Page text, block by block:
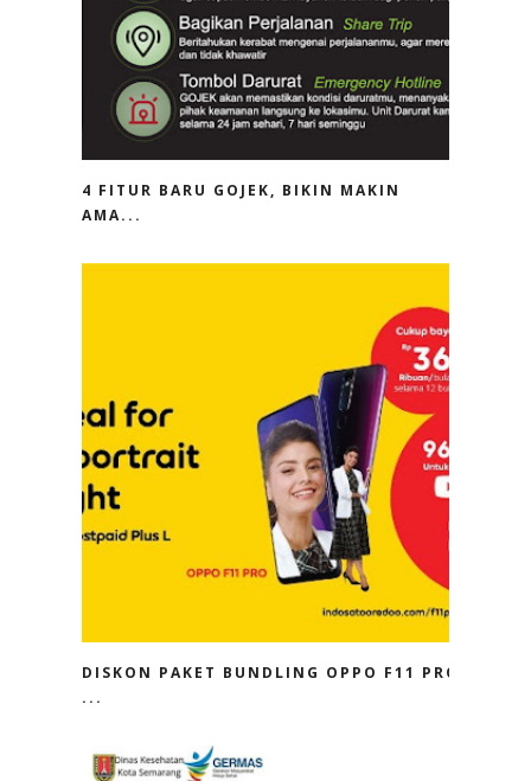
4 FITUR BARU GOJEK, BIKIN MAKIN
AMA...
DISKON PAKET BUNDLING OPPO F11 PRO
...